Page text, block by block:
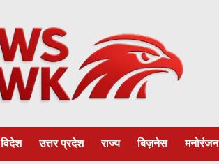
विदेश उत्तर प्रदेश राज्य बिज़नेस मनोरंजन